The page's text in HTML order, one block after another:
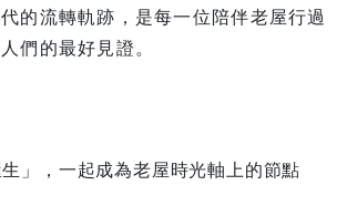
的流轉軌跡，是每一位陪伴老屋行過
們的最好見證。
」，一起成為老屋時光軸上的節點